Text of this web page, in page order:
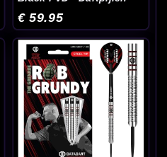
€ 59.95